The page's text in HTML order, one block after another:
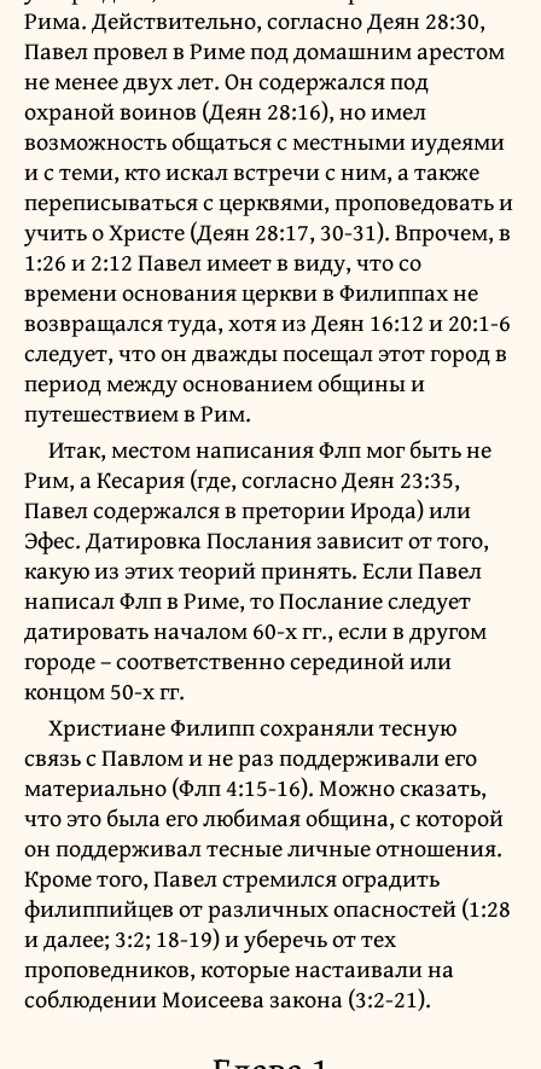
Рима. Действительно, согласно Деян 28:30,
Павел провел в Риме под домашним арестом
не менее двух лет. Он содержался под
охраной воинов (Деян 28:16), но имел
возможность общаться с местными иудеями
и с теми, кто искал встречи с ним, а также
переписываться с церквями, проповедовать и
учить о Христе (Деян 28:17, 30-31). Впрочем, в
1:26 и 2:12 Павел имеет в виду, что со
времени основания церкви в Филиппах не
возвращался туда, хотя из Деян 16:12 и 20:1-6
следует, что он дважды посещал этот город в
период между основанием общины и
путешествием в Рим.
Итак, местом написания Флп мог быть не
Рим, а Кесария (где, согласно Деян 23:35,
Павел содержался в претории Ирода) или
Эфес. Датировка Послания зависит от того,
какую из этих теорий принять. Если Павел
написал Флп в Риме, то Послание следует
датировать началом 60-х гг., если в другом
городе – соответственно серединой или
концом 50-х гг.
Христиане Филипп сохраняли тесную
связь с Павлом и не раз поддерживали его
материально (Флп 4:15-16). Можно сказать,
что это была его любимая община, с которой
он поддерживал тесные личные отношения.
Кроме того, Павел стремился оградить
филиппийцев от различных опасностей (1:28
и далее; 3:2; 18-19) и уберечь от тех
проповедников, которые настаивали на
соблюдении Моисеева закона (3:2-21).